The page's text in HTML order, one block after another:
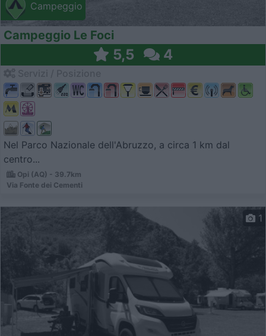
Campeggio
Campeggio Le Foci
5,5 4
Nel Parco Nazionale dell'Abruzzo, a circa 1 km dal
centro...
Opi (AQ) - 39.7km
Via Fonte dei Cementi
1